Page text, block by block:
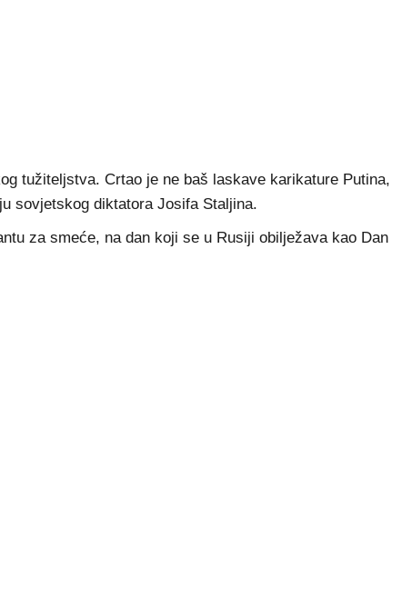
tužiteljstva. Crtao je ne baš laskave karikature Putina,
sovjetskog diktatora Josifa Staljina.
za smeće, na dan koji se u Rusiji obilježava kao Dan